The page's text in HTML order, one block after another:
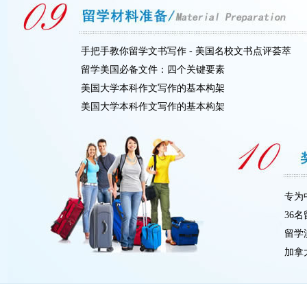
手把手教你留学文书写作 - 美国名校文书点评荟萃
留学美国必备文件：四个关键要素
美国大学本科作文写作的基本构架
美国大学本科作文写作的基本构架
专为
36名
留学
加拿